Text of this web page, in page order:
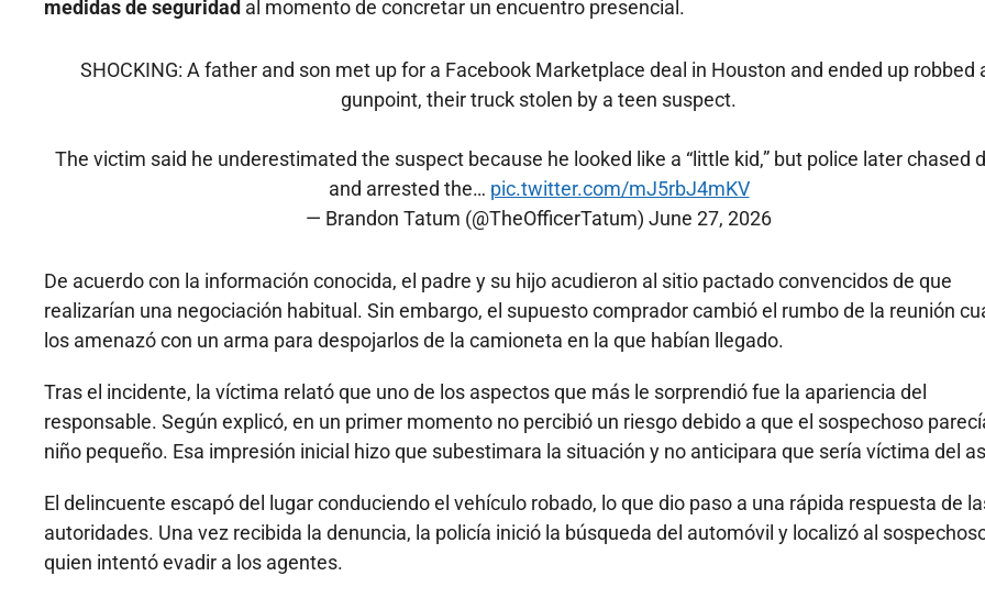
medidas de seguridad al momento de concretar un encuentro presencial.
SHOCKING: A father and son met up for a Facebook Marketplace deal in Houston and ended up robbed
gunpoint, their truck stolen by a teen suspect.
The victim said he underestimated the suspect because he looked like a “little kid,” but police later chased
and arrested the… pic.twitter.com/mJ5rbJ4mKV
— Brandon Tatum (@TheOfficerTatum) June 27, 2026
De acuerdo con la información conocida, el padre y su hijo acudieron al sitio pactado convencidos de que
realizarían una negociación habitual. Sin embargo, el supuesto comprador cambió el rumbo de la reunión
los amenazó con un arma para despojarlos de la camioneta en la que habían llegado.
Tras el incidente, la víctima relató que uno de los aspectos que más le sorprendió fue la apariencia del
responsable. Según explicó, en un primer momento no percibió un riesgo debido a que el sospechoso
niño pequeño. Esa impresión inicial hizo que subestimara la situación y no anticipara que sería víctima del
El delincuente escapó del lugar conduciendo el vehículo robado, lo que dio paso a una rápida respuesta de
autoridades. Una vez recibida la denuncia, la policía inició la búsqueda del automóvil y localizó al
quien intentó evadir a los agentes.